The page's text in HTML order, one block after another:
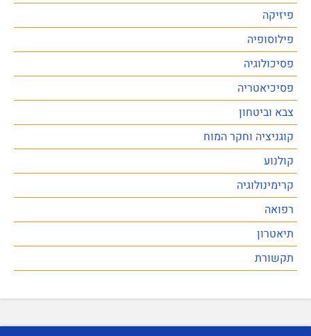
פיזיקה
פילוסופיה
פסיכולוגיה
פסיכיאטריה
צבא וביטחון
קוגניציה וחקר המוח
קולנוע
קרימינולוגיה
רפואה
תיאטרון
תקשורת